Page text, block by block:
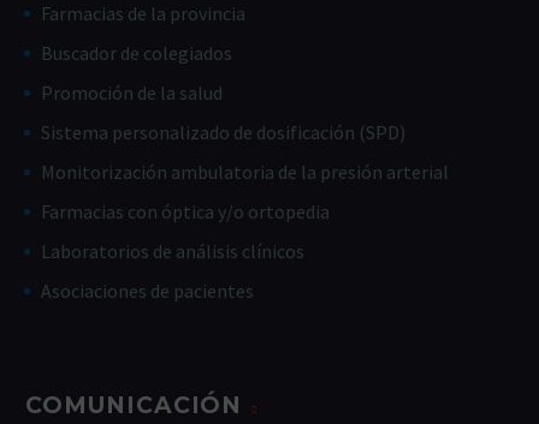
Farmacias de la provincia
Buscador de colegiados
Promoción de la salud
Sistema personalizado de dosificación (SPD)
Monitorización ambulatoria de la presión arterial
Farmacias con óptica y/o ortopedia
Laboratorios de análisis clínicos
Asociaciones de pacientes
COMUNICACIÓN